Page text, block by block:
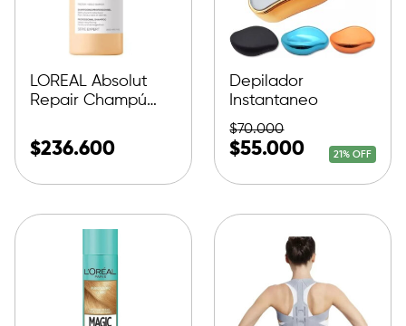
LOREAL Absolut
Repair Champú
$236.600
Depilador
Instantaneo
$70.000
$55.000 21% OFF